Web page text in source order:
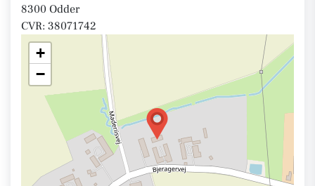
8300 Odder
CVR: 38071742
+
−